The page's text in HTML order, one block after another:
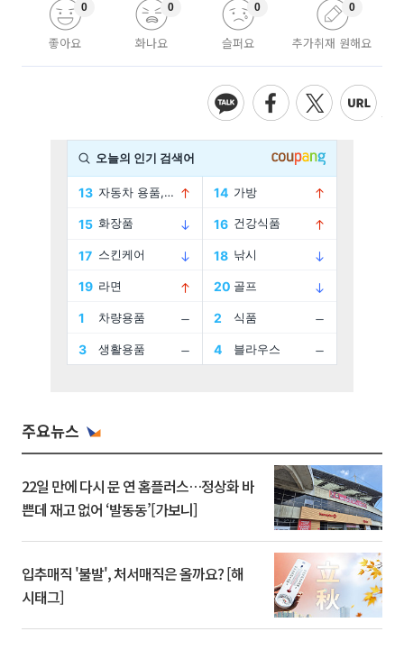
좋아요
0
화나요
0
슬퍼요
0
추가취재 원해요
0
주요뉴스
22일 만에 다시 문 연 홈플러스…정상화 바
쁜데 재고 없어 ‘발동동’[가보니]
입추매직 '불발', 처서매직은 올까요? [해
시태그]